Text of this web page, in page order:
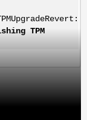
TPM